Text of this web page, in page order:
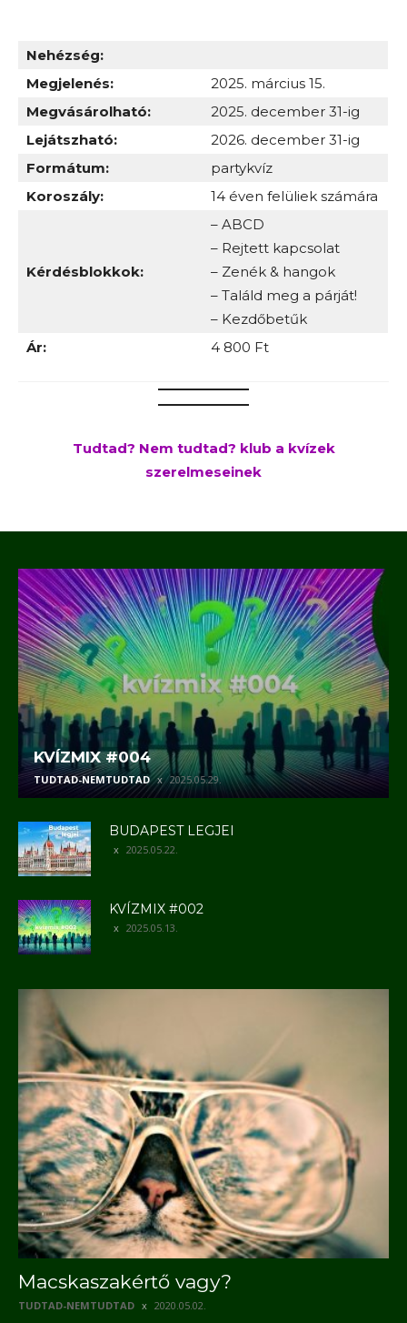
Nehézség:
Megjelenés:
2025. március 15.
Megvásárolható:
2025. december 31-ig
Lejátszható:
2026. december 31-ig
Formátum:
partykvíz
Koroszály:
14 éven felüliek számára
Kérdésblokkok:
– ABCD
– Rejtett kapcsolat
– Zenék & hangok
– Találd meg a párját!
– Kezdőbetűk
Ár:
4 800 Ft
Tudtad? Nem tudtad? klub a kvízek
szerelmeseinek
KVÍZMIX #004
TUDTAD-NEMTUDTAD 2025.05.29.
BUDAPEST LEGJEI
2025.05.22.
KVÍZMIX #002
2025.05.13.
Macskaszakértő vagy?
TUDTAD-NEMTUDTAD 2020.05.02.